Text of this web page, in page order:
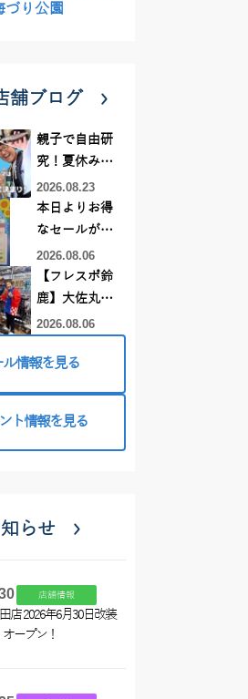
づり公園
舗ブログ
親子で自由研
究！夏休みに
釣りデビュー
2026.08.23
本日よりお得
なセールがス
タート!!
2026.08.06
【フレスポ鈴
鹿】大佐丸様
来店☆サワラ
グ竿ツリノ購
2026.08.06
情報を見る
ト情報を見る
らせ
店舗情報
店 2026年6月30日改装
オープン！